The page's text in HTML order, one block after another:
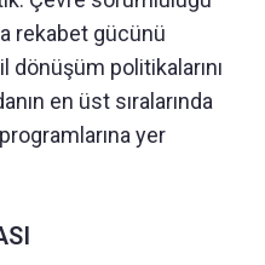
rekabet gücünü
politikalarını
en üst sıralarında
yer